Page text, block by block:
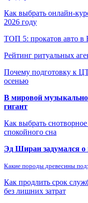
Как выбрать онлайн-
2026 году
ТОП 5: прокатов авто в
Рейтинг ритуальных
Почему подготовку к
осенью
В мировой
гигант
Как выбрать
спокойного сна
Эд Ширан задумался о
Какие породы древесины
Как продлить срок
без лишних затрат